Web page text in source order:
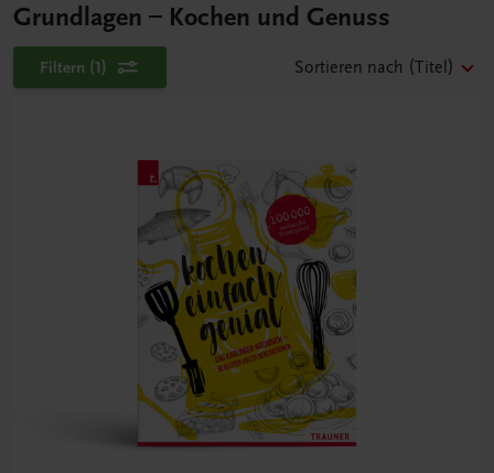
Grundlagen – Kochen und Genuss
Filtern (1) Sortieren nach (Titel)